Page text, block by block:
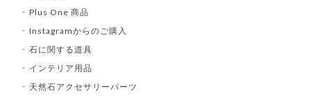
Plus One 商品
Instagramからのご購入
石に関する道具
インテリア用品
天然石アクセサリーパーツ